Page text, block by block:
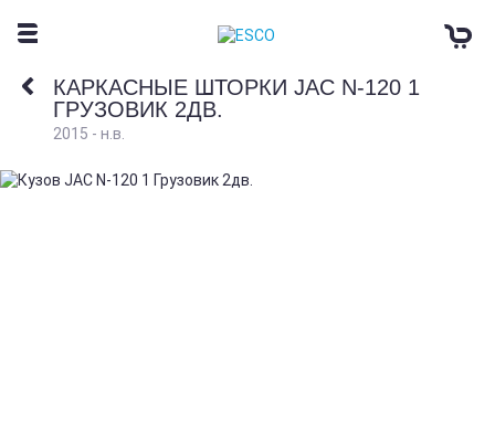
КАРКАСНЫЕ ШТОРКИ JAC N-120 1
ГРУЗОВИК 2ДВ.
2015 - н.в.